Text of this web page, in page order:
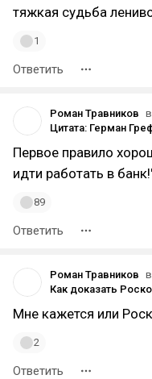
тяжкая судьба
1
Ответить
Роман Травников
Первое правило
идти работать в
89
Ответить
Роман Травников
Мне кажется или
2
Ответить